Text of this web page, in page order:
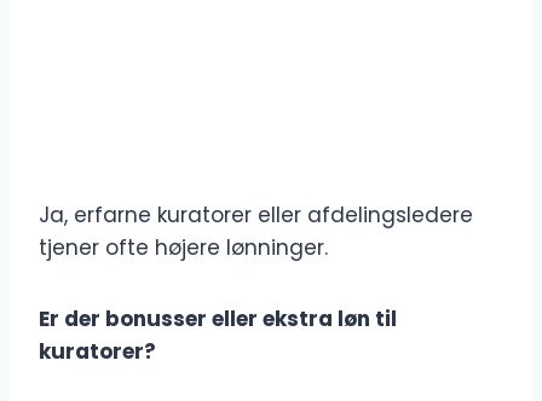
Ja, erfarne kuratorer eller afdelingsledere
tjener ofte højere lønninger.
Er der bonusser eller ekstra løn til
kuratorer?